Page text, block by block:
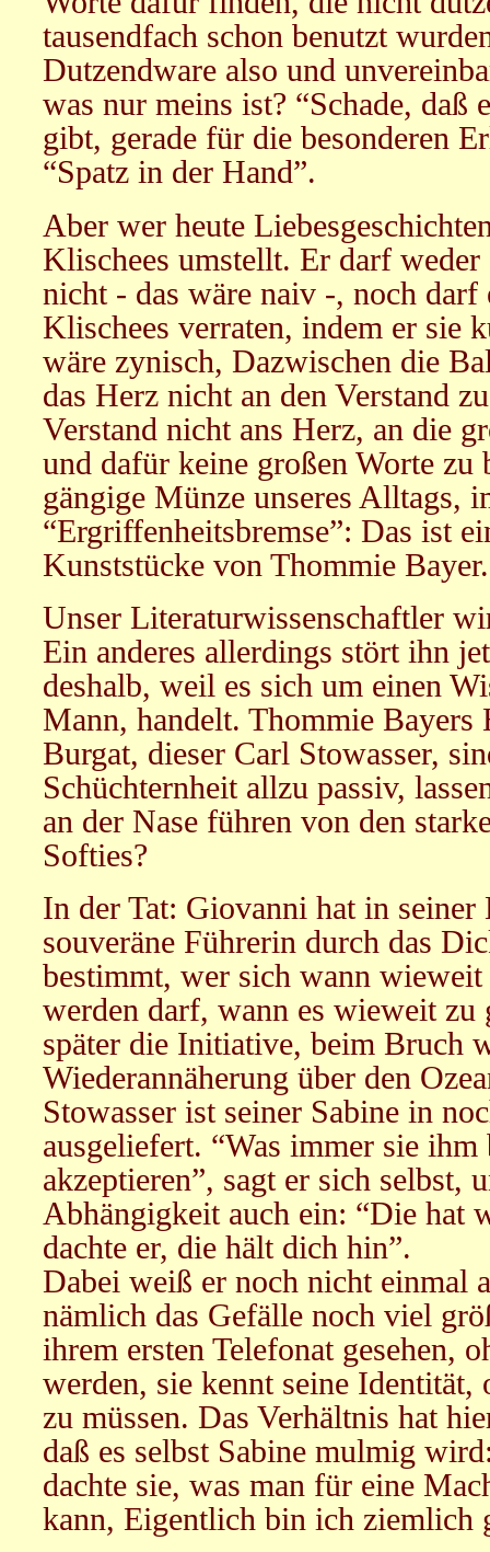
tausendfach schon benutzt
Dutzendware also und
was nur meins ist? “Schade, daß
gibt, gerade für die besonderen
“Spatz in der Hand”.
Aber wer heute
Klischees umstellt. Er darf weder
nicht - das wäre naiv -, noch darf
Klischees verraten, indem er sie
wäre zynisch, Dazwischen die
das Herz nicht an den Verstand
Verstand nicht ans Herz, an die
und dafür keine großen Worte zu
gängige Münze unseres Alltags,
“Ergriffenheitsbremse”: Das ist
Kunststücke von Thommie Bayer.
Unser Literaturwissenschaftler
Ein anderes allerdings stört ihn
deshalb, weil es sich um einen
Mann, handelt. Thommie Bayers
Burgat, dieser Carl Stowasser,
Schüchternheit allzu passiv,
an der Nase führen von den
Softies?
In der Tat: Giovanni hat in seiner
souveräne Führerin durch das
bestimmt, wer sich wann wieweit
werden darf, wann es wieweit zu
später die Initiative, beim Bruch
Wiederannäherung über den
Stowasser ist seiner Sabine in
ausgeliefert. “Was immer sie
akzeptieren”, sagt er sich selbst,
Abhängigkeit auch ein: “Die hat
dachte er, die hält dich hin”.
Dabei weiß er noch nicht einmal
nämlich das Gefälle noch viel
ihrem ersten Telefonat gesehen,
werden, sie kennt seine Identität,
zu müssen. Das Verhältnis hat
daß es selbst Sabine mulmig
dachte sie, was man für eine
kann, Eigentlich bin ich ziemlich